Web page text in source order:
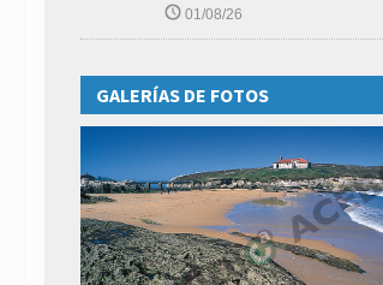
01/08/26
GALERÍAS DE FOTOS